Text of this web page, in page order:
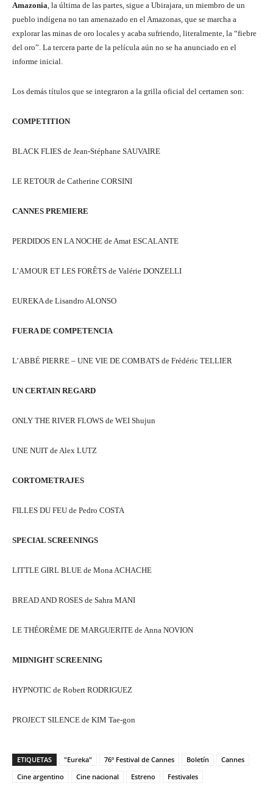
Amazonia, la última de las partes, sigue a Ubirajara, un miembro de un
pueblo indígena no tan amenazado en el Amazonas, que se marcha a
explorar las minas de oro locales y acaba sufriendo, literalmente, la “fiebre
del oro”. La tercera parte de la película aún no se ha anunciado en el
informe inicial.
Los demás títulos que se integraron a la grilla oficial del certamen son:
COMPETITION
BLACK FLIES de Jean-Stéphane SAUVAIRE
LE RETOUR de Catherine CORSINI
CANNES PREMIERE
PERDIDOS EN LA NOCHE de Amat ESCALANTE
L’AMOUR ET LES FORÊTS de Valérie DONZELLI
EUREKA de Lisandro ALONSO
FUERA DE COMPETENCIA
L’ABBÉ PIERRE – UNE VIE DE COMBATS de Frédéric TELLIER
UN CERTAIN REGARD
ONLY THE RIVER FLOWS de WEI Shujun
UNE NUIT de Alex LUTZ
CORTOMETRAJES
FILLES DU FEU de Pedro COSTA
SPECIAL SCREENINGS
LITTLE GIRL BLUE de Mona ACHACHE
BREAD AND ROSES de Sahra MANI
LE THÉORÈME DE MARGUERITE de Anna NOVION
MIDNIGHT SCREENING
HYPNOTIC de Robert RODRIGUEZ
PROJECT SILENCE de KIM Tae-gon
ETIQUETAS "Eureka" 76º Festival de Cannes Boletín
Cannes
Cine argentino
Cine nacional Estreno Festivales